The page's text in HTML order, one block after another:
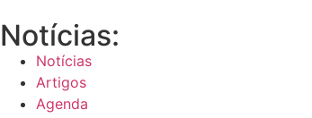
Notícias:
Notícias
Artigos
Agenda